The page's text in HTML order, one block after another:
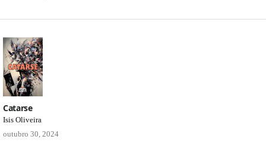
Catarse
Isis Oliveira
outubro 30, 2024